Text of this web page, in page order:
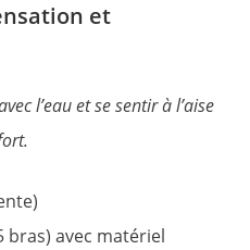
et
l’eau et se sentir à l’aise
bras) avec matériel